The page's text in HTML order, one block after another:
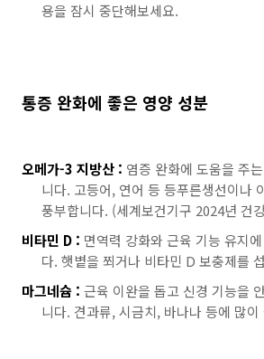
용을 잠시 중단해보세요.
통증 완화에 좋은 영양 성분
오메가-3 지방산 : 염증 완화에 도움을 주
니다. 고등어, 연어 등 등푸른생선이나
풍부합니다. (세계보건기구 2024년 건
비타민 D : 면역력 강화와 근육 기능 유지
다. 햇볕을 쬐거나 비타민 D 보충제를
마그네슘 : 근육 이완을 돕고 신경 기능을
니다. 견과류, 시금치, 바나나 등에 많이